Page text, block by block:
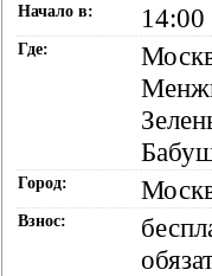
Начало в: 14:00
Где:
Город:
Взнос: